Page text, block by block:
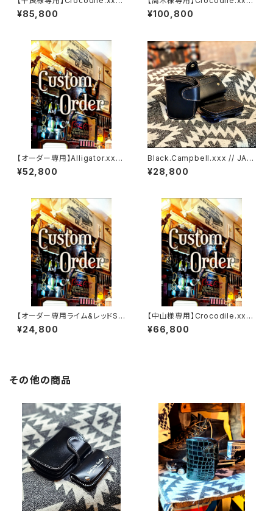
ORIENTAL-BLUE.Edition// J
ACK.RIDE.MSW
¥85,800
x."HIMARAYA".Edition// JAC
K.RIDE.SSW
¥100,800
【オーダー専用】Alligator.xxx.
Peacock,Blue.Edition// JA
CK.RIDE.SSW
¥52,800
Black.Campbell.xxx // JAC
K.RIDE.SSW
¥28,800
【オーダー専用ライム&レッドSS
W
¥24,800
【中山様専用】Crocodile.xxx.
Edition// JACK.RIDE.SSW
¥66,800
その他の商品